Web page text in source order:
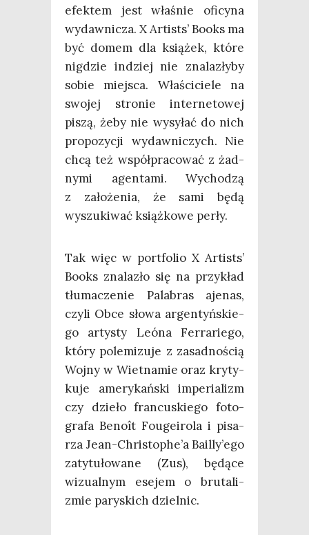
efek­tem jest wła­śnie ofi­cy­na
wydaw­ni­cza. X Arti­sts’ Books ma
być domem dla ksią­żek, któ­re
nigdzie indziej nie zna­la­zły­by
sobie miej­sca. Wła­ści­cie­le na
swo­jej stro­nie inter­ne­to­wej
piszą, żeby nie wysy­łać do nich
pro­po­zy­cji wydaw­ni­czych. Nie
chcą też współ­pra­co­wać z żad­
ny­mi agen­ta­mi. Wycho­dzą
z zało­że­nia, że sami będą
wyszu­ki­wać książ­ko­we perły.
Tak więc w port­fo­lio X Arti­sts’
Books zna­la­zło się na przy­kład
tłu­ma­cze­nie Pala­bras aje­nas,
czy­li Obce sło­wa argen­tyń­skie­
go arty­sty Leó­na Fer­ra­rie­go,
któ­ry pole­mi­zu­je z zasad­no­ścią
Woj­ny w Wiet­na­mie oraz kry­ty­
ku­je ame­ry­kań­ski impe­ria­lizm
czy dzie­ło fran­cu­skie­go foto­
gra­fa Beno­ît Fouge­iro­la i pisa­
rza Jean-Christophe’a Bailly’ego
zaty­tu­ło­wa­ne (Zus), będą­ce
wizu­al­nym ese­jem o bru­ta­li­
zmie pary­skich dzielnic.